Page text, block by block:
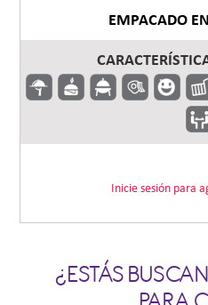
EMPACADO EN
Inicie sesión para
¿ESTÁS